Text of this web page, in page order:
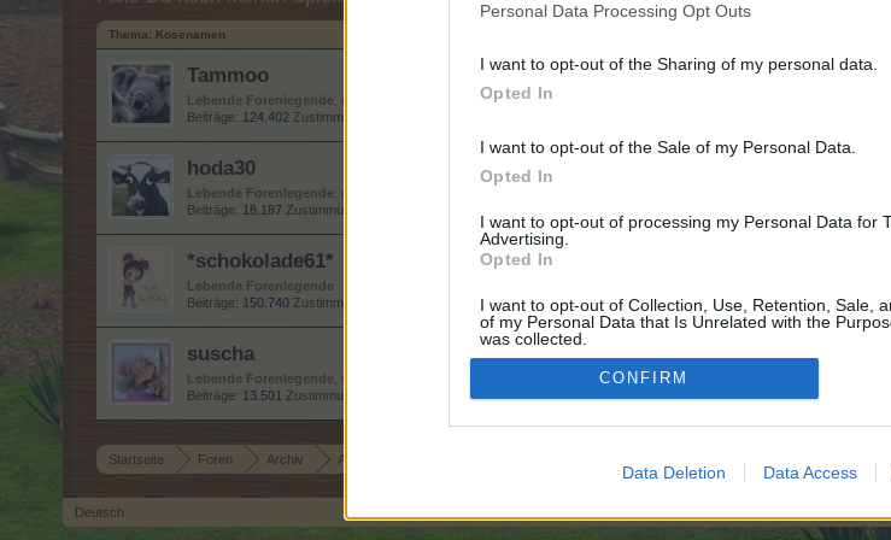
Personal Data Processing Opt Outs
I want to opt-out of the Sharing of my personal data.
Opted In
I want to opt-out of the Sale of my Personal Data.
Opted In
I want to opt-out of processing my Personal Data for
Advertising.
Opted In
I want to opt-out of Collection, Use, Retention, Sale,
of my Personal Data that Is Unrelated with the
was collected.
Opted Out
CONFIRM
Data Deletion Data Access
Thema: Kosenamen
Tammoo
Lebende Forenlegende , männlich
Beiträge: 124.402 Zustimmungen:
hoda30
Lebende Forenlegende , männlich, 60, <
Beiträge: 18.187 Zustimmungen:
*schokolade61*
Lebende Forenlegende
Beiträge: 150.740 Zustimmungen: Punkte für Erfolge: 6.000
suscha
Lebende Forenlegende , weiblich, <
Beiträge: 13.501 Zustimmungen: Punkte für Erfolge:
Startseite Foren Archiv Archiv Rest
Deutsch